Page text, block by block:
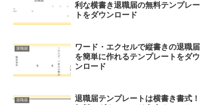
利な横書き退職届の無料テンプレー
トをダウンロード
退職届
ワード・エクセルで縦書きの退職届
を簡単に作れるテンプレートをダウ
ンロード
退職届
退職届テンプレートは横書き書式！